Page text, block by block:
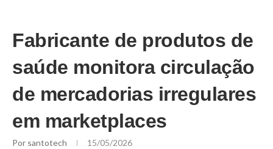
Fabricante de produtos de
saúde monitora circulação
de mercadorias irregulares
em marketplaces
Por santotech 15/05/2026